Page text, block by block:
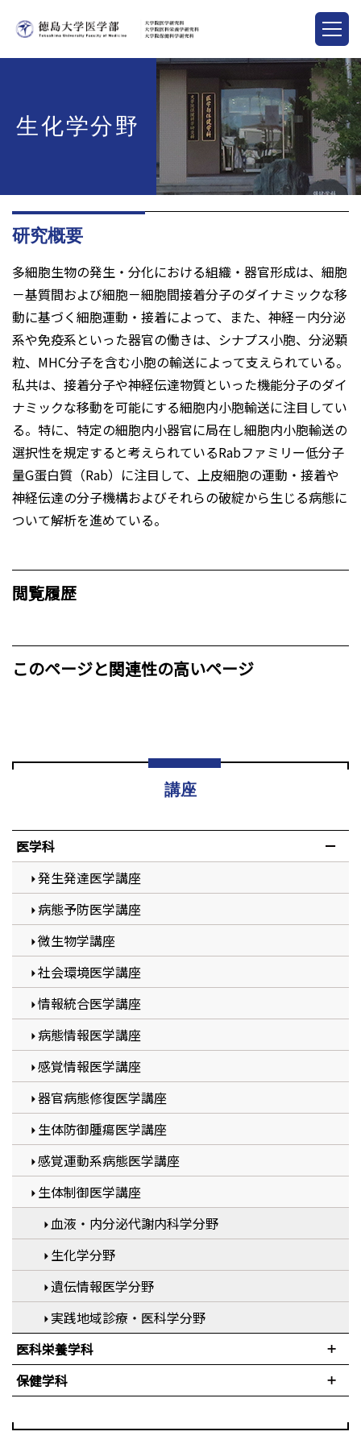
生化学分野
研究概要
多細胞生物の発生・分化における組織・器官形成は、細胞
－基質間および細胞－細胞間接着分子のダイナミックな移
動に基づく細胞運動・接着によって、また、神経－内分泌
系や免疫系といった器官の働きは、シナプス小胞、分泌顆
粒、MHC分子を含む小胞の輸送によって支えられている。
私共は、接着分子や神経伝達物質といった機能分子のダイ
ナミックな移動を可能にする細胞内小胞輸送に注目してい
る。特に、特定の細胞内小器官に局在し細胞内小胞輸送の
選択性を規定すると考えられているRabファミリー低分子
量G蛋白質（Rab）に注目して、上皮細胞の運動・接着や
神経伝達の分子機構およびそれらの破綻から生じる病態に
ついて解析を進めている。
閲覧履歴
このページと関連性の高いページ
講座
医学科
発生発達医学講座
病態予防医学講座
微生物学講座
社会環境医学講座
情報統合医学講座
病態情報医学講座
感覚情報医学講座
器官病態修復医学講座
生体防御腫瘍医学講座
感覚運動系病態医学講座
生体制御医学講座
血液・内分泌代謝内科学分野
生化学分野
遺伝情報医学分野
実践地域診療・医科学分野
医科栄養学科
保健学科